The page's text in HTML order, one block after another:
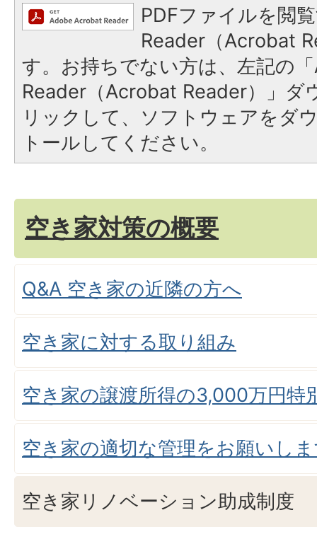
PDFファイルを閲
Reader（Acrobat
す。お持ちでない方は、左記の
Reader（Acrobat Reader）」ダ
リックして、ソフトウェアをダ
トールしてください。
空き家対策の概要
Q&A 空き家の近隣の方へ
空き家に対する取り組み
空き家の譲渡所得の3,000万円特
空き家の適切な管理をお願いし
空き家リノベーション助成制度